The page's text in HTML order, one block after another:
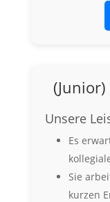
Unsere
Es
Sie
kurzen